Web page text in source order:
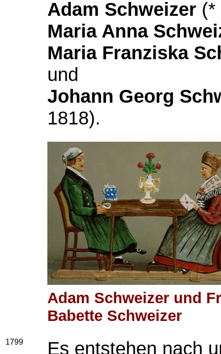
Adam Schweizer (*
Maria Anna
Maria Franziska
und
Johann Georg
1818).
Adam Schweizer und
Babette Schweizer
1799
Es entstehen nach